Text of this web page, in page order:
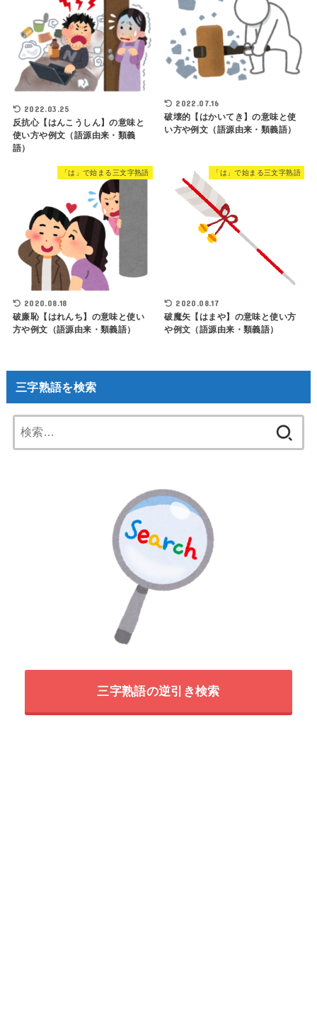
2022.03.25
反抗心【はんこうしん】の意味と
使い方や例文（語源由来・類義
語）
2022.07.16
破壊的【はかいてき】の意味と使
い方や例文（語源由来・類義語）
「は」で始まる三文字熟語
2020.08.18
破廉恥【はれんち】の意味と使い
方や例文（語源由来・類義語）
「は」で始まる三文字熟語
2020.08.17
破魔矢【はまや】の意味と使い方
や例文（語源由来・類義語）
三字熟語を検索
索:
三字熟語の逆引き検索